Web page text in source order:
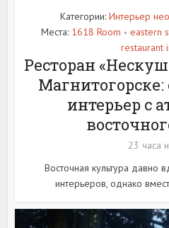
Категории: Интерьер
Места: 1618 Room • eastern
restaurant
Ресторан
интерьер с
23 часа
Восточная культура давно
интерьеров, однако